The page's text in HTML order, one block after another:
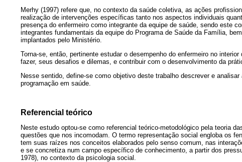
Merhy (1997) refere que, no contexto da saúde coletiva, as ações
realização de intervenções específicas tanto nos aspectos individuais
presença do enfermeiro como integrante da equipe de saúde, sendo este
integrantes fundamentais da equipe do Programa de Saúde da Família,
implantados pelo Ministério.
Torna-se, então, pertinente estudar o desempenho do enfermeiro no
fazer, seus desafios e dilemas, e contribuir com o desenvolvimento da
Nesse sentido, define-se como objetivo deste trabalho descrever e
programação em saúde.
Referencial teórico
Neste estudo optou-se como referencial teórico-metodológico pela teoria
questões que nos incomodam. O termo representação social engloba os
tem suas raízes nos conceitos elaborados pelo senso comum, nas
e se concretiza num campo específico de conhecimento, a partir dos
1978), no contexto da psicologia social.